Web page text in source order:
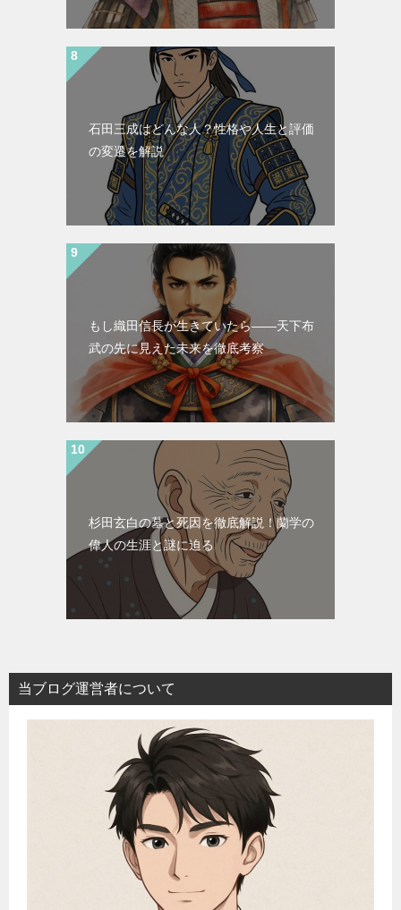
石田三成はどんな人？性格や人生と評価
の変遷を解説
もし織田信長が生きていたら――天下布
武の先に見えた未来を徹底考察
杉田玄白の墓と死因を徹底解説！蘭学の
偉人の生涯と謎に迫る
当ブログ運営者について